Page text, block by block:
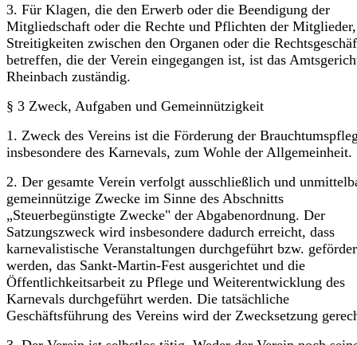
3. Für Klagen, die den Erwerb oder die Beendigung der
Mitgliedschaft oder die Rechte und Pflichten der Mitglieder,
Streitigkeiten zwischen den Organen oder die
betreffen, die der Verein eingegangen ist, ist das
Rheinbach zuständig.
§ 3 Zweck, Aufgaben und Gemeinnützigkeit
1. Zweck des Vereins ist die Förderung der
insbesondere des Karnevals, zum Wohle der Allgemeinheit.
2. Der gesamte Verein verfolgt ausschließlich und
gemeinnützige Zwecke im Sinne des Abschnitts
„Steuerbegünstigte Zwecke" der Abgabenordnung. Der
Satzungszweck wird insbesondere dadurch erreicht, dass
karnevalistische Veranstaltungen durchgeführt bzw.
werden, das Sankt-Martin-Fest aus­gerichtet und die
Öffentlichkeitsarbeit zu Pflege und Weiterentwicklung des
Karnevals durchgeführt werden. Die tatsächliche
Geschäftsführung des Vereins wird der Zwecksetzung